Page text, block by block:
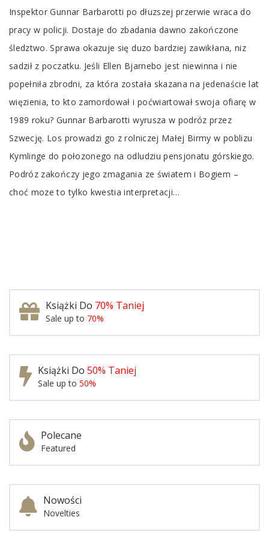
Tab
Article
Inspektor Gunnar Barbarotti po dłuzszej przerwie wraca do
pracy w policji. Dostaje do zbadania dawno zakończone
śledztwo. Sprawa okazuje się duzo bardziej zawikłana, niz
sadził z poczatku. Jeśli Ellen Bjarnebo jest niewinna i nie
popełniła zbrodni, za która została skazana na jedenaście lat
więzienia, to kto zamordował i poćwiartował swoja ofiarę w
1989 roku? Gunnar Barbarotti wyrusza w podróz przez
Szwecję. Los prowadzi go z rolniczej Małej Birmy w poblizu
Kymlinge do połozonego na odludziu pensjonatu górskiego.
Podróz zakończy jego zmagania ze światem i Bogiem –
choć moze to tylko kwestia interpretacji…
Książki Do 70% Taniej
Sale up to 70%
Książki Do 50% Taniej
Sale up to 50%
Polecane
Featured
Nowości
Novelties